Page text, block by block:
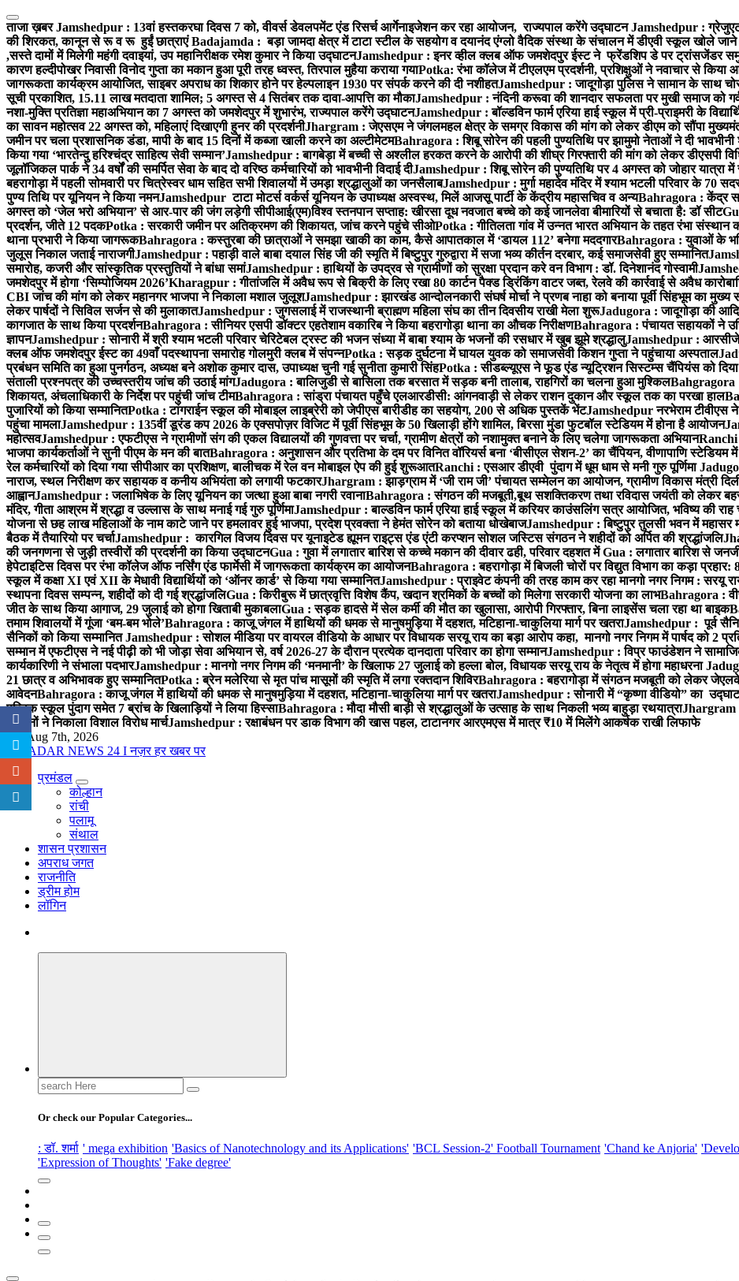
Skip
to
content
ताजा ख़बरJamshedpur : 13वां हस्तकरघा दिवस 7 को, वीवर्स डेवलपमेंट एंड रिसर्च आर्गेनाइजेशन कर रहा आयोजन, राज्यपाल करेंगे उद्घाटनJamshedpur : ग्रेजुएट
की शिरकत, कानून से रू व रू हुईं छात्राएंBadajamda : बड़ा जामदा क्षेत्र में टाटा स्टील के सहयोग व दयानंद एंग्लो वैदिक संस्था के संचालन में डीएवी स्कूल खोले जाने
,सस्ते दामों में मिलेगी महंगी दवाइयां, उप महानिरीक्षक रमेश कुमार ने किया उद्घाटनJamshedpur : इनर व्हील क्लब ऑफ जमशेदपुर ईस्ट ने फ्रेंडशिप डे पर ट्रांसजेंडर
कारण हल्दीपोखर निवासी विनोद गुप्ता का मकान हुआ पूरी तरह ध्वस्त, तिरपाल मुहैया कराया गयाPotka: रंभा कॉलेज में टीएलएम प्रदर्शनी, प्रशिक्षुओं ने नवाचार से किया
जागरूकता कार्यक्रम आयोजित, साइबर अपराध का शिकार होने पर हेल्पलाइन 1930 पर संपर्क करने की दी नशीहतJamshedpur : जादूगोड़ा पुलिस ने सामान के साथ
सूची प्रकाशित, 15.11 लाख मतदाता शामिल; 5 अगस्त से 4 सितंबर तक दावा-आपत्ति का मौकाJamshedpur : नंदिनी करूवा की शानदार सफलता पर मुखी समाज को
नशा-मुक्ति प्रतिज्ञा महाअभियान का 7 अगस्त को जमशेदपुर में शुभारंभ, राज्यपाल करेंगे उद्घाटनJamshedpur : बॉल्डविन फार्म एरिया हाई स्कूल में प्री-प्राइमरी के
का सावन महोत्सव 22 अगस्त को, महिलाएं दिखाएगी हुनर की प्रदर्शनीJhargram : जेएसएम ने जंगलमहल क्षेत्र के समग्र विकास की मांग को लेकर डीएम को सौंपा
जमीन पर चला प्रशासनिक डंडा, मापी के बाद 15 दिनों में कब्जा खाली करने का अल्टीमेटमBahragora : शिबू सोरेन की पहली पुण्यतिथि पर झामुमो नेताओं ने दी भावभीनी
किया गया ‘भारतेन्दु हरिश्चंद्र साहित्य सेवी सम्मान’Jamshedpur : बागबेड़ा में बच्ची से अश्लील हरकत करने के आरोपी की शीघ्र गिरफ्तारी की मांग को लेकर डीएसपी
जूलॉजिकल पार्क ने 34 वर्षों की समर्पित सेवा के बाद दो वरिष्ठ कर्मचारियों को भावभीनी विदाई दीJamshedpur : शिबू सोरेन की पुण्यतिथि पर 4 अगस्त को जोहार यात्रा
बहरागोड़ा में पहली सोमवारी पर चित्रेस्वर धाम सहित सभी शिवालयों में उमड़ा श्रद्धालुओं का जनसैलाबJamshedpur : मुर्गा महादेव मंदिर में श्याम भटली परिवार के 70
पुण्य तिथि पर यूनियन ने किया नमनJamshedpur टाटा मोटर्स वर्कर्स यूनियन के उपाध्यक्ष अस्वस्थ, मिलें आजसू पार्टी के केंद्रीय महासचिव व अन्यBahragora : केंद्र
अगस्त को ‘जेल भरो अभियान’ से आर-पार की जंग लड़ेगी सीपीआई(एम)विश्व स्तनपान सप्ताह: खीरसा दूध नवजात बच्चे को कई जानलेवा बीमारियों से बचाता है: डॉ सीट
प्रदर्शन, जीते 12 पदकPotka : सरकारी जमीन पर अतिक्रमण की शिकायत, जांच करने पहुंचे सीओPotka : गीतिलता गांव में उन्नत भारत अभियान के तहत रंभा संस्थान
थाना प्रभारी ने किया जागरूकBahragora : कस्तुरबा की छात्राओं ने समझा खाकी का काम, कैसे आपातकाल में ‘डायल 112’ बनेगा मददगारBahragora : युवाओं के
जुलूस निकाल जताई नाराजगीJamshedpur : पहाड़ी वाले बाबा दयाल सिंह जी की स्मृति में बिष्टुपुर गुरुद्वारा में सजा भव्य कीर्तन दरबार, कई समाजसेवी हुए सम्मानित
समारोह, कजरी और सांस्कृतिक प्रस्तुतियों ने बांधा समांJamshedpur : हाथियों के उपद्रव से ग्रामीणों को सुरक्षा प्रदान करे वन विभाग : डॉ. दिनेशानंद गोस्वामी
जमशेदपुर में होगा ‘सिम्पोजियम 2026’Kharagpur : गीतांजलि में अवैध रूप से बिक्री के लिए रखा 80 कार्टन पैक्ड ड्रिंकिंग वाटर जब्त, रेलवे की कार्रवाई से अवैध
CBI जांच की मांग को लेकर महानगर भाजपा ने निकाला मशाल जुलूशJamshedpur : झारखंड आन्दोलनकारी संघर्ष मोर्चा ने प्रणब नाहा को बनाया पूर्वी सिंहभूम का मुख्य
लेकर पार्षदों ने सिविल सर्जन से की मुलाकातJamshedpur : जुगसलाई में राजस्थानी ब्राह्मण महिला संघ का तीन दिवसीय राखी मेला शुरूJadugora : जादूगोड़ा की
कागजात के साथ किया प्रदर्शनBahragora : सीनियर एसपी डॉक्टर एहतेशाम वकारिब ने किया बहरागोड़ा थाना का औचक निरीक्षणBahragora : पंचायत सहायकों ने
ज्ञापनJamshedpur : सोनारी में श्री श्याम भटली परिवार चेरिटेबल ट्रस्ट की भजन संध्या में बाबा श्याम के भजनों की रसधार में खुब झूमे श्रद्धालुJamshedpur :
क्लब ऑफ जमशेदपुर ईस्ट का 49वाँ पदस्थापना समारोह गोलमुरी क्लब में संपन्नPotka : सड़क दुर्घटना में घायल युवक को समाजसेवी किशन गुप्ता ने पहुंचाया अस्पताल
प्रबंधन समिति का हुआ पुनर्गठन, अध्यक्ष बने अशोक कुमार दास, उपाध्यक्ष चुनी गई सुनीता कुमारी सिंहPotka : सीडब्ल्यूएस ने फूड एंड न्यूट्रिशन सिस्टम्स चैंपियंस को दिया
संताली प्रश्नपत्र की उच्चस्तरीय जांच की उठाई मांगJadugora : बालिजुडी से बासिला तक बरसात में सड़क बनी तालाब, राहगिरों का चलना हुआ मुश्किलBahgragora
शिकायत, अंचलाधिकारी के निर्देश पर पहुंची जांच टीमBahragora : सांड्रा पंचायत पहुँचे एलआरडीसी: आंगनवाड़ी से लेकर राशन दुकान और स्कूल तक का परखा हाल
पुजारियों को किया सम्मानितPotka : टांगराईन स्कूल की मोबाइल लाइब्रेरी को जेपीएस बारीडीह का सहयोग, 200 से अधिक पुस्तकें भेंटJamshedpur नरभेराम टीवीएस
पहुंचा मामलाJamshedpur : 135वीं डूरंड कप 2026 के एक्सपोज़र विजिट में पूर्वी सिंहभूम के 50 खिलाड़ी होंगे शामिल, बिरसा मुंडा फुटबॉल स्टेडियम में होना है आयोजन
महोत्सवJamshedpur : एफटीएस ने ग्रामीणों संग की एकल विद्यालयों की गुणवत्ता पर चर्चा, ग्रामीण क्षेत्रों को नशामुक्त बनाने के लिए चलेगा जागरूकता अभियानRanchi
भाजपा कार्यकर्ताओं ने सुनी पीएम के मन की बातBahragora : अनुशासन और प्रतिभा के दम पर विनित वॉरियर्स बना ‘बीसीएल सेशन-2’ का चैंपियन, वीणापाणि स्टेडियम
रेल कर्मचारियों को दिया गया सीपीआर का प्रशिक्षण, बालीचक में रेल वन मोबाइल ऐप की हुई शुरूआतRanchi : एसआर डीएवी पुंदाग में धूम धाम से मनी गुरु पूर्णिमा
नाराज, स्थल निरीक्षण कर सहायक व कनीय अभियंता को लगायी फटकारJhargram : झाड़ग्राम में ‘जी राम जी’ पंचायत सम्मेलन का आयोजन, ग्रामीण विकास मंत्री
आह्वानJamshedpur : जलाभिषेक के लिए यूनियन का जत्था हुआ बाबा नगरी रवानाBahragora : संगठन की मजबूती,बूथ सशक्तिकरण तथा रविदास जयंती को लेकर
मंदिर, गीता आश्रम में श्रद्धा व उल्लास के साथ मनाई गई गुरु पूर्णिमाJamshedpur : बाल्डविन फार्म एरिया हाई स्कूल में करियर काउंसलिंग सत्र आयोजित, भविष्य की राह
योजना से छह लाख महिलाओं के नाम काटे जाने पर हमलावर हुई भाजपा, प्रदेश प्रवक्ता ने हेमंत सोरेन को बताया धोखेबाजJamshedpur : बिष्टुपुर तुलसी भवन में महासर
बैठक में तैयारियो पर चर्चाJamshedpur : कारगिल विजय दिवस पर यूनाइटेड ह्यूमन राइट्स एंड एंटी करप्शन सोशल जस्टिस संगठन ने शहीदों को अर्पित की श्रद्धांजलि
की जनगणना से जुड़ी तस्वीरों की प्रदर्शनी का किया उद्घाटनGua : गुवा में लगातार बारिश से कच्चे मकान की दीवार ढही, परिवार दहशत मेंGua : लगातार बारिश से
हेपेटाइटिस दिवस पर रंभा कॉलेज ऑफ नर्सिंग एंड फार्मेसी में जागरूकता कार्यक्रम का आयोजनBahragora : बहरागोड़ा में बिजली चोरों पर विद्युत विभाग का कड़ा
स्कूल में कक्षा XI एवं XII के मेधावी विद्यार्थियों को ‘ऑनर कार्ड’ से किया गया सम्मानितJamshedpur : प्राइवेट कंपनी की तरह काम कर रहा मानगो नगर निगम : सरयू
स्थापना दिवस सम्पन्न, शहीदों को दी गई श्रद्धांजलिGua : किरीबुरू में छात्रवृत्ति विशेष कैंप, खदान श्रमिकों के बच्चों को मिलेगा सरकारी योजना का लाभBahragora :
जीत के साथ किया आगाज, 29 जुलाई को होगा खिताबी मुकाबलाGua : सड़क हादसे में सेल कर्मी की मौत का खुलासा, आरोपी गिरफ्तार, बिना लाइसेंस चला रहा था बाइक
तमाम शिवालयों में गूंजा ‘बम-बम भोले’Bahragora : काजू जंगल में हाथियों की धमक से मानुषमुड़िया में दहशत, मटिहाना-चाकुलिया मार्ग पर खतराJamshedpur : पूर्व
सैनिकों को किया सम्मानितJamshedpur : सोशल मीडिया पर वायरल वीडियो के आधार पर विधायक सरयू राय का बड़ा आरोप कहा, मानगो नगर निगम में पार्षद को 2
सम्मान में एफटीएस ने नई पीढ़ी को भी जोड़ा सेवा अभियान से, वर्ष 2026-27 के दौरान प्रत्येक दानदाता परिवार का होगा सम्मानJamshedpur : विप्र फाउंडेशन ने
कार्यकारिणी ने संभाला पदभारJamshedpur : मानगो नगर निगम की ‘मनमानी’ के खिलाफ 27 जुलाई को हल्ला बोल, विधायक सरयू राय के नेतृत्व में होगा महाधरना
21 छात्र व अभिभावक हुए सम्मानितPotka : ब्रेन मलेरिया से मृत पांच मासूमों की स्मृति में लगा रक्तदान शिविरBahragora : बहरागोड़ा में संगठन मजबूती को लेकर
आवेदनBahragora : काजू जंगल में हाथियों की धमक से मानुषमुड़िया में दहशत, मटिहाना-चाकुलिया मार्ग पर खतराJamshedpur : सोनारी में “कृष्णा वीडियो” का
पब्लिक स्कूल पुंदाग समेत 7 ब्रांच के खिलाड़ियों ने लिया हिस्साBahragora : मौदा मौसी बाड़ी से श्रद्धालुओं के उत्साह के साथ निकली भव्य बाहुड़ा रथयात्राJhargram
संगठनों ने निकाला विशाल विरोध मार्चJamshedpur : रक्षाबंधन पर डाक विभाग की खास पहल, टाटानगर आरएमएस में मात्र ₹10 में मिलेंगे आकर्षक राखी लिफाफे
Fri. Aug 7th, 2026
नज़र हर खबर पर
प्रमंडल
कोल्हान
रांची
पलामू
संथाल
शासन प्रशासन
अपराध जगत
राजनीति
ड्रीम होम
लॉगिन
Search
for:
Or check our Popular Categories...
: डॉ. शर्मा ' mega exhibition 'Basics of Nanotechnology and its Applications' 'BCL Session-2' Football Tournament 'Chand ke Anjoria'
'Expression of Thoughts' 'Fake degree'